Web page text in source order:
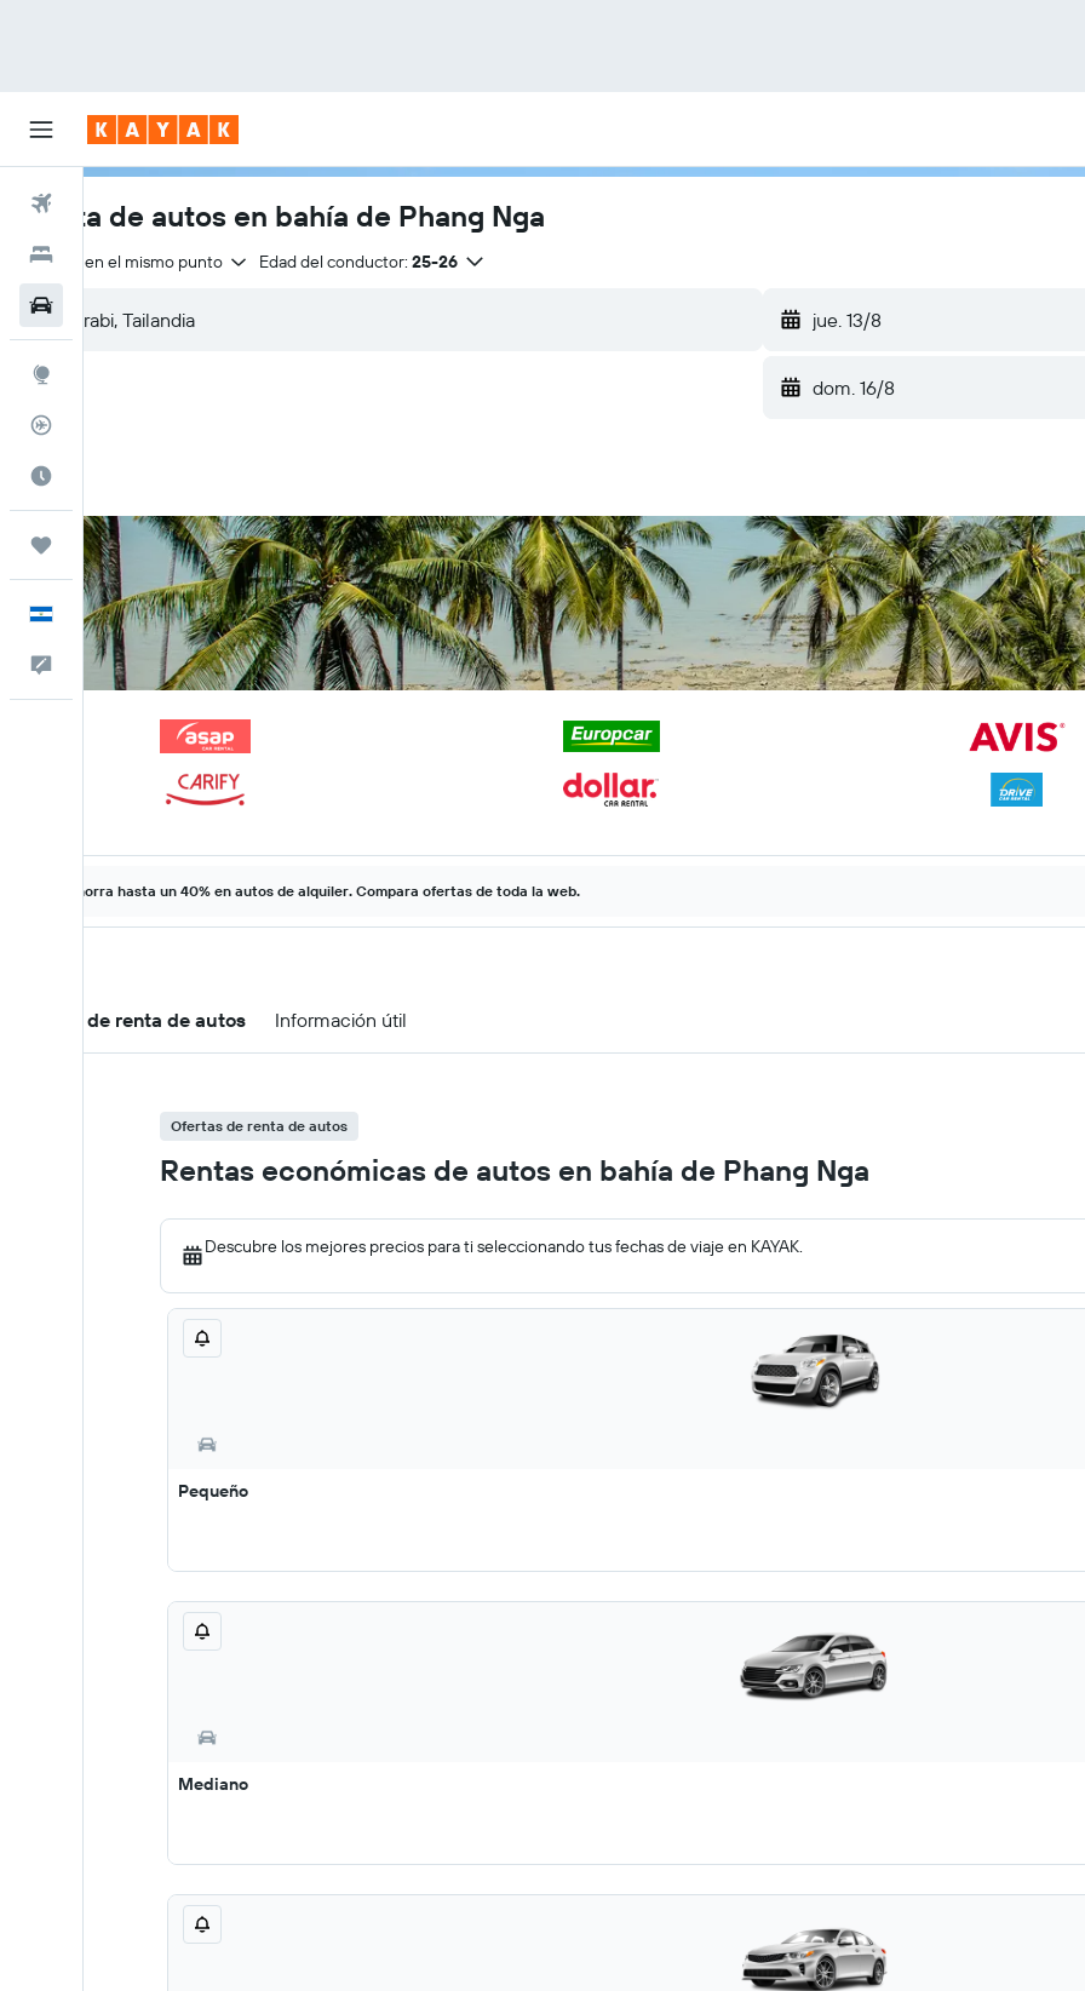
Vuelos
Hoteles
Trips
Español
Comentarios
Renta de autos en bahía de Phang Nga
Entrega en el mismo punto Edad del conductor: 25-26
jue. 13/8
dom. 16/8
Ahorra hasta un 40% en autos de alquiler. Compara ofertas de toda la web.
Ofertas de renta de autos Información útil
Ofertas de renta de autos
Rentas económicas de autos en bahía de Phang Nga
Descubre los mejores precios para ti seleccionando tus fechas de viaje en KAYAK.
Pequeño
Mediano